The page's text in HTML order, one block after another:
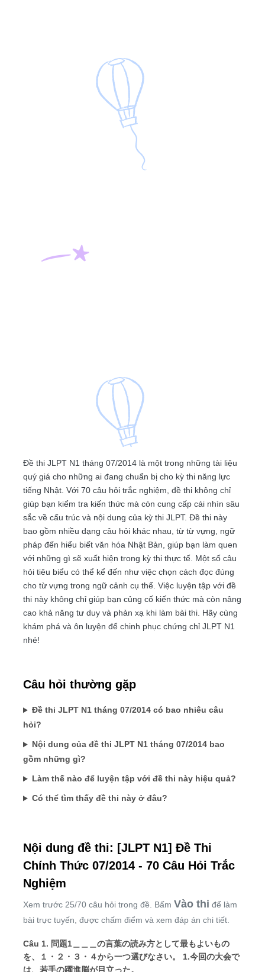
Đề thi JLPT N1 tháng 07/2014 là một trong những tài liệu
quý giá cho những ai đang chuẩn bị cho kỳ thi năng lực
tiếng Nhật. Với 70 câu hỏi trắc nghiệm, đề thi không chỉ
giúp bạn kiểm tra kiến thức mà còn cung cấp cái nhìn sâu
sắc về cấu trúc và nội dung của kỳ thi JLPT. Đề thi này
bao gồm nhiều dạng câu hỏi khác nhau, từ từ vựng, ngữ
pháp đến hiểu biết văn hóa Nhật Bản, giúp bạn làm quen
với những gì sẽ xuất hiện trong kỳ thi thực tế. Một số câu
hỏi tiêu biểu có thể kể đến như việc chọn cách đọc đúng
cho từ vựng trong ngữ cảnh cụ thể. Việc luyện tập với đề
thi này không chỉ giúp bạn củng cố kiến thức mà còn nâng
cao khả năng tư duy và phản xạ khi làm bài thi. Hãy cùng
khám phá và ôn luyện để chinh phục chứng chỉ JLPT N1
nhé!
Câu hỏi thường gặp
Đề thi JLPT N1 tháng 07/2014 có bao nhiêu câu
hỏi?
Nội dung của đề thi JLPT N1 tháng 07/2014 bao
gồm những gì?
Làm thế nào để luyện tập với đề thi này hiệu quả?
Có thể tìm thấy đề thi này ở đâu?
Nội dung đề thi: [JLPT N1] Đề Thi
Chính Thức 07/2014 - 70 Câu Hỏi Trắc
Nghiệm
Xem trước 25/70 câu hỏi trong đề. Bấm Vào thi để làm
bài trực tuyến, được chấm điểm và xem đáp án chi tiết.
Câu 1. 問題1＿＿＿の言葉の読み方として最もよいもの
を、１・２・３・４から一つ選びなさい。 1.今回の大会で
は、若手の躍進脳が目立った。